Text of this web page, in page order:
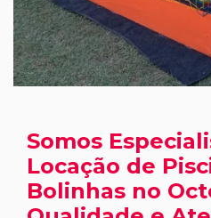
Somos
Locação de
Bolinhas no